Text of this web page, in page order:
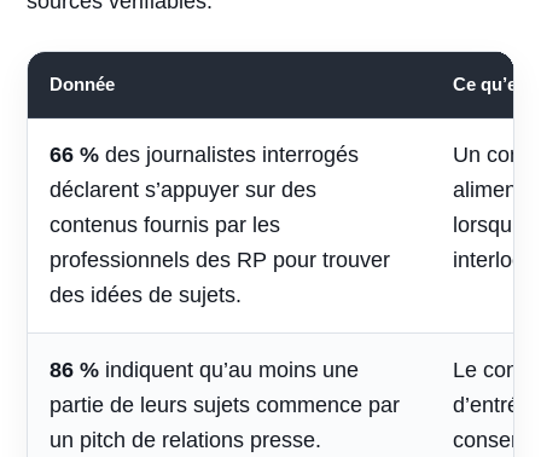
Donnée Ce
66 % des journalistes interrogés
déclarent s’appuyer sur des
contenus fournis par les
professionnels des RP pour trouver
des idées de sujets.
Un
lorsqu’il
86 % indiquent qu’au moins une
partie de leurs sujets commence par
un pitch de relations presse.
Le